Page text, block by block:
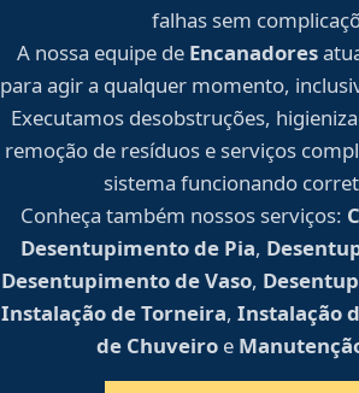
falhas sem
A nossa equipe de Encanadores
para agir a qualquer momento,
Executamos desobstruções,
remoção de resíduos e serviços
sistema funcionando
Conheça também nossos serviços:
Desentupimento de Pia,
Desentupimento de Vaso,
Instalação de Torneira, Instalação
de Chuveiro e